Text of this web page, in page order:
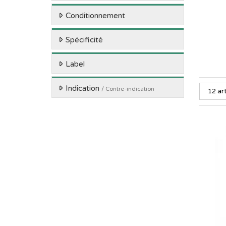
Conditionnement
Spécificité
Label
Indication / Contre-indication